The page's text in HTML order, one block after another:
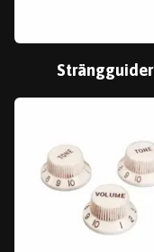
Strängguider